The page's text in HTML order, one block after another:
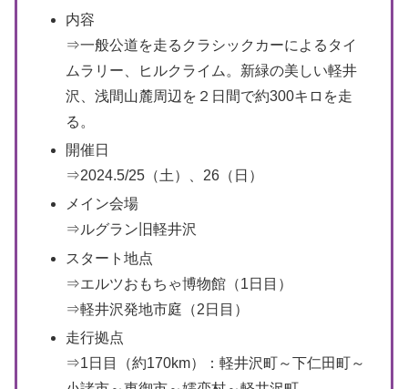
内容
⇒一般公道を走るクラシックカーによるタイ
ムラリー、ヒルクライム。新緑の美しい軽井
沢、浅間山麓周辺を２日間で約300キロを走
る。
開催日
⇒2024.5/25（土）、26（日）
メイン会場
⇒ルグラン旧軽井沢
スタート地点
⇒エルツおもちゃ博物館（1日目）
⇒軽井沢発地市庭（2日目）
走行拠点
⇒1日目（約170km）：軽井沢町～下仁田町～